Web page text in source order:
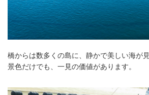
橋からは数多くの島に、静かで美しい海が
景色だけでも、一見の価値があります。